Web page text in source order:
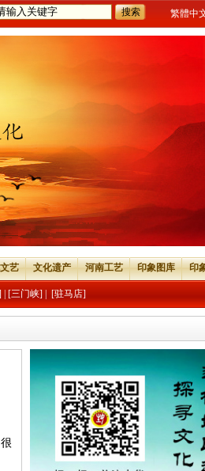
繁體中
艺 文化遗产 河南工艺 印象图库 印
[三门峡] [驻马店]